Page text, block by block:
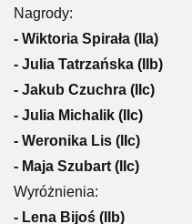
Nagrody:
- Wiktoria Spirała (IIa)
- Julia Tatrzańska (IIb)
- Jakub Czuchra (IIc)
- Julia Michalik (IIc)
- Weronika Lis (IIc)
- Maja Szubart (IIc)
Wyróżnienia:
- Lena Bijoś (IIb)